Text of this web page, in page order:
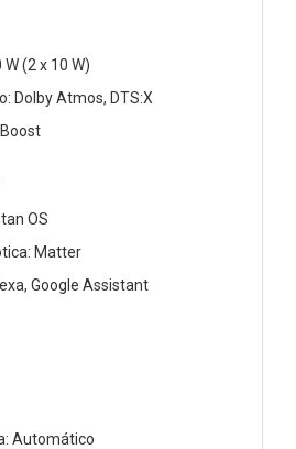
(2 x 10 W)
Dolby Atmos, DTS:X
OS
Matter
Google Assistant
Automático